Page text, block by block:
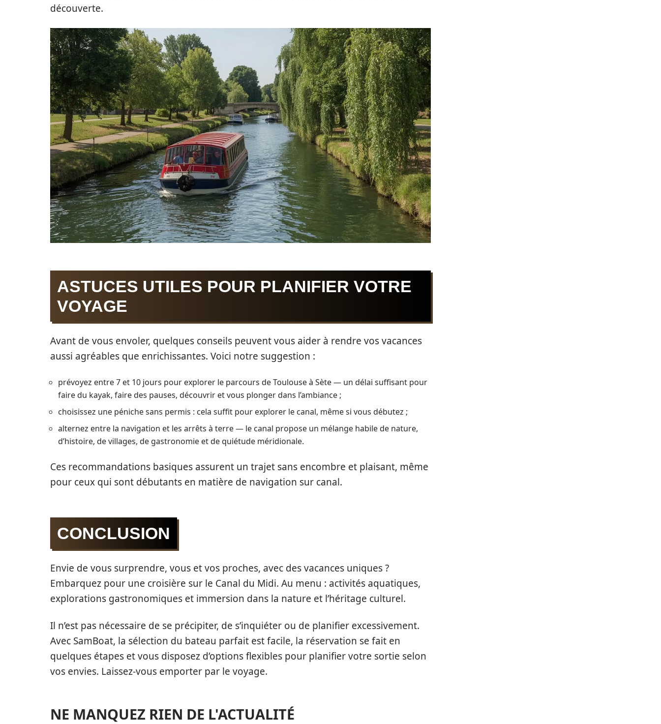
découverte.
ASTUCES UTILES POUR PLANIFIER VOTRE
VOYAGE
Avant de vous envoler, quelques conseils peuvent vous aider à rendre vos vacances
aussi agréables que enrichissantes. Voici notre suggestion :
prévoyez entre 7 et 10 jours pour explorer le parcours de Toulouse à Sète — un délai suffisant pour
faire du kayak, faire des pauses, découvrir et vous plonger dans l’ambiance ;
choisissez une péniche sans permis : cela suffit pour explorer le canal, même si vous débutez ;
alternez entre la navigation et les arrêts à terre — le canal propose un mélange habile de nature,
d’histoire, de villages, de gastronomie et de quiétude méridionale.
Ces recommandations basiques assurent un trajet sans encombre et plaisant, même
pour ceux qui sont débutants en matière de navigation sur canal.
CONCLUSION
Envie de vous surprendre, vous et vos proches, avec des vacances uniques ?
Embarquez pour une croisière sur le Canal du Midi. Au menu : activités aquatiques,
explorations gastronomiques et immersion dans la nature et l’héritage culturel.
Il n’est pas nécessaire de se précipiter, de s’inquiéter ou de planifier excessivement.
Avec SamBoat, la sélection du bateau parfait est facile, la réservation se fait en
quelques étapes et vous disposez d’options flexibles pour planifier votre sortie selon
vos envies. Laissez-vous emporter par le voyage.
NE MANQUEZ RIEN DE L'ACTUALITÉ